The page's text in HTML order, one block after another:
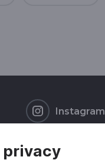
privacy
Instagram